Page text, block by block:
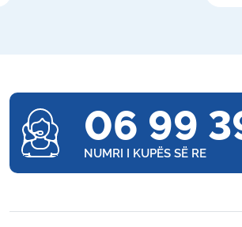
06 99
NUMRI I KUPËS SË RE